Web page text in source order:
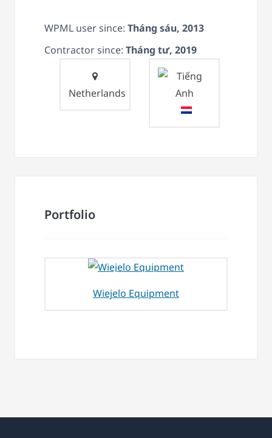
WPML user since: Tháng sáu, 2013
Contractor since: Tháng tư, 2019
Netherlands
Portfolio
Wiejelo Equipment